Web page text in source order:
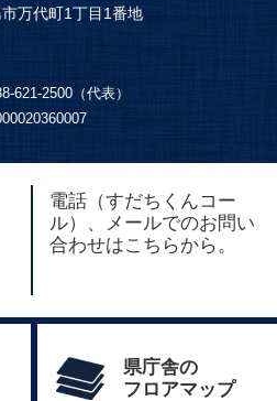
万代町1丁目1番地
621-2500（代表）
電話（すだちくんコー
ル）、メールでのお問い
合わせはこちらから。
県庁舎の
フロアマップ